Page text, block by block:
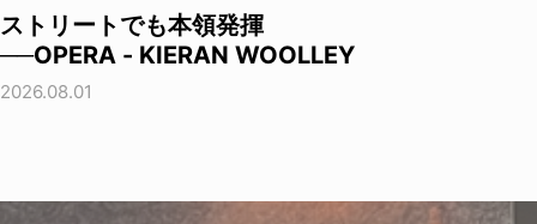
ストリートでも本領発揮
──OPERA - KIERAN WOOLLEY
2026.08.01